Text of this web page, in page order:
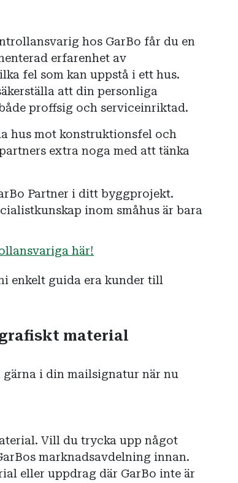
hos GarBo får du en
erfarenhet av
fel som kan uppstå i ett hus.
att din personliga
proffsig och serviceinriktad.
hus mot konstruktionsfel och
extra noga med att tänka
Partner i ditt byggprojekt.
inom småhus är bara
här!
enkelt guida era kunder till
material
i din mailsignatur när nu
Vill du trycka upp något
marknadsavdelning innan.
eller uppdrag där GarBo inte är